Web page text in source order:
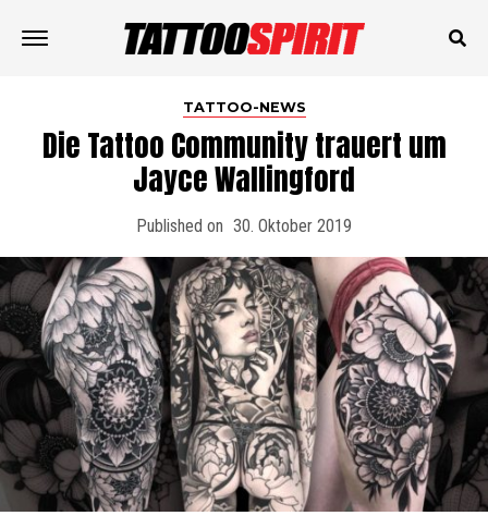
TATTOO-NEWS
Die Tattoo Community trauert um
Jayce Wallingford
Published on 30. Oktober 2019